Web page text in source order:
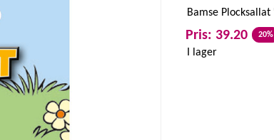
Bamse
Pris: 39.20 20%
I lager